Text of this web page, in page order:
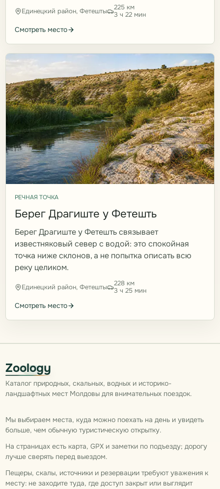
Единецкий район, Фетешты
225 км
3 ч 22 мин
Смотреть место
РЕЧНАЯ ТОЧКА
Берег Драгиште у Фетешть
Берег Драгиште у Фетешть связывает
известняковый север с водой: это спокойная
точка ниже склонов, а не попытка описать всю
реку целиком.
Единецкий район, Фетешты
228 км
3 ч 25 мин
Смотреть место
Zoology
Каталог природных, скальных, водных и историко-
ландшафтных мест Молдовы для внимательных поездок.
Мы выбираем места, куда можно поехать на день и увидеть
больше, чем обычную туристическую открытку.
На страницах есть карта, GPX и заметки по подъезду; дорогу
лучше сверять перед выездом.
Пещеры, скалы, источники и резервации требуют уважения к
месту: не заходите туда, где доступ закрыт или выглядит